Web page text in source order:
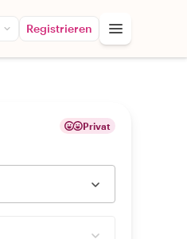
Registrieren
Privat